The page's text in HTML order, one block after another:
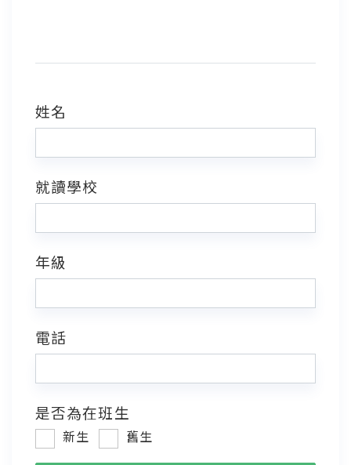
姓名
就讀學校
年級
電話
是否為在班生
新生 舊生